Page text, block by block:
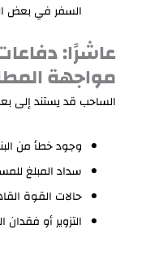
السفر في بعض
عاشرًا:
مواجهة
الساحب قد يستند إلى
وجود خطأ من
سداد المبلغ
حالات القوة
التزوير أو